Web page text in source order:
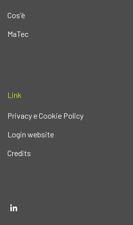
Cos'è
MaTec
Link
Privacy e Cookie Policy
Login website
Credits